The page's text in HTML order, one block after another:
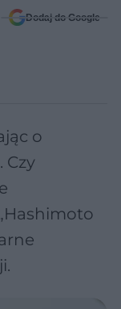
Dodaj do Google
o